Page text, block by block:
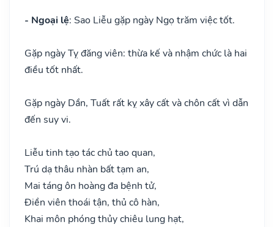
- Ngoại lệ: Sao Liễu gặp ngày Ngọ trăm việc tốt.
Gặp ngày Tỵ đăng viên: thừa kế và nhậm chức là hai
điều tốt nhất.
Gặp ngày Dần, Tuất rất kỵ xây cất và chôn cất vì dẫn
đến suy vi.
Liễu tinh tạo tác chủ tao quan,
Trú dạ thâu nhàn bất tạm an,
Mai táng ôn hoàng đa bệnh tử,
Điền viên thoái tận, thủ cô hàn,
Khai môn phóng thủy chiêu lung hạt,